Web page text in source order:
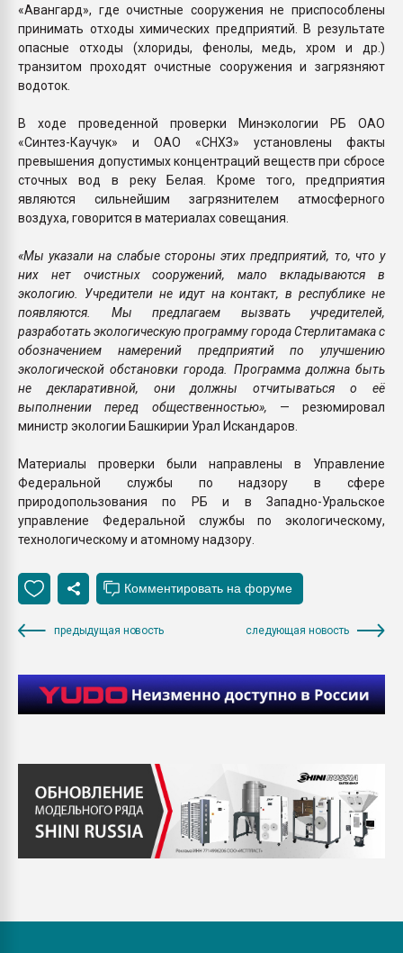
«Авангард», где очистные сооружения не приспособлены
принимать отходы химических предприятий. В результате
опасные отходы (хлориды, фенолы, медь, хром и др.)
транзитом проходят очистные сооружения и загрязняют
водоток.
В ходе проведенной проверки Минэкологии РБ ОАО
«Синтез-Каучук» и ОАО «СНХЗ» установлены факты
превышения допустимых концентраций веществ при сбросе
сточных вод в реку Белая. Кроме того, предприятия
являются сильнейшим загрязнителем атмосферного
воздуха, говорится в материалах совещания.
«Мы указали на слабые стороны этих предприятий, то, что у
них нет очистных сооружений, мало вкладываются в
экологию. Учредители не идут на контакт, в республике не
появляются. Мы предлагаем вызвать учредителей,
разработать экологическую программу города Стерлитамака с
обозначением намерений предприятий по улучшению
экологической обстановки города. Программа должна быть
не декларативной, они должны отчитываться о её
выполнении перед общественностью», — резюмировал
министр экологии Башкирии Урал Искандаров.
Материалы проверки были направлены в Управление
Федеральной службы по надзору в сфере
природопользования по РБ и в Западно-Уральское
управление Федеральной службы по экологическому,
технологическому и атомному надзору.
предыдущая новость следующая новость